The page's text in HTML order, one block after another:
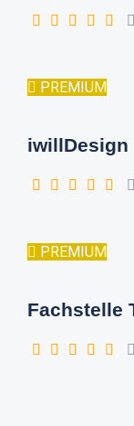
PREMIUM
iwillDesign
PREMIUM
Fachstelle